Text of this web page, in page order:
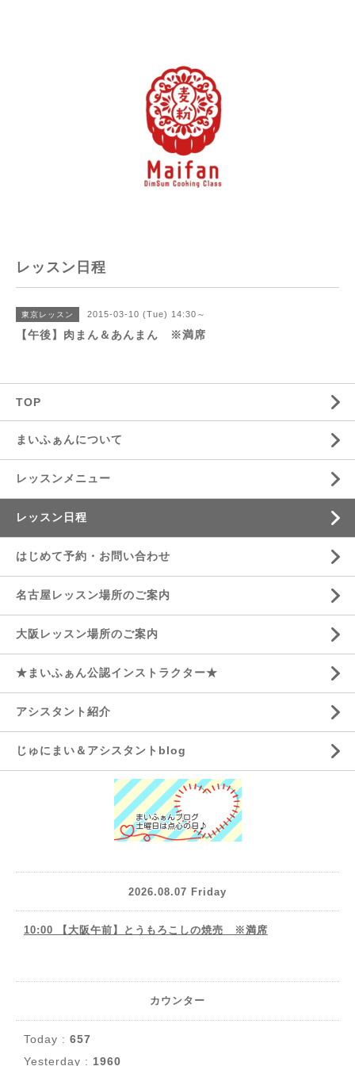
レッスン日程
東京レッスン 2015-03-10 (Tue) 14:30～
【午後】肉まん＆あんまん ※満席
TOP
まいふぁんについて
レッスンメニュー
レッスン日程
はじめて予約・お問い合わせ
名古屋レッスン場所のご案内
大阪レッスン場所のご案内
★まいふぁん公認インストラクター★
アシスタント紹介
じゅにまい＆アシスタントblog
2026.08.07 Friday
10:00 【大阪午前】とうもろこしの焼売 ※満席
カウンター
Today : 657
Yesterday : 1960